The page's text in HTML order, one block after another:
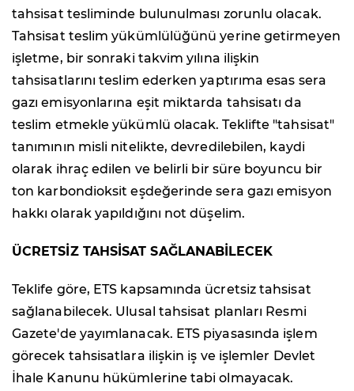
tahsisat tesliminde bulunulması zorunlu olacak.
Tahsisat teslim yükümlülüğünü yerine getirmeyen
işletme, bir sonraki takvim yılına ilişkin
tahsisatlarını teslim ederken yaptırıma esas sera
gazı emisyonlarına eşit miktarda tahsisatı da
teslim etmekle yükümlü olacak. Teklifte "tahsisat"
tanımının misli nitelikte, devredilebilen, kaydi
olarak ihraç edilen ve belirli bir süre boyuncu bir
ton karbondioksit eşdeğerinde sera gazı emisyon
hakkı olarak yapıldığını not düşelim.
ÜCRETSİZ TAHSİSAT SAĞLANABİLECEK
Teklife göre, ETS kapsamında ücretsiz tahsisat
sağlanabilecek. Ulusal tahsisat planları Resmi
Gazete'de yayımlanacak. ETS piyasasında işlem
görecek tahsisatlara ilişkin iş ve işlemler Devlet
İhale Kanunu hükümlerine tabi olmayacak.